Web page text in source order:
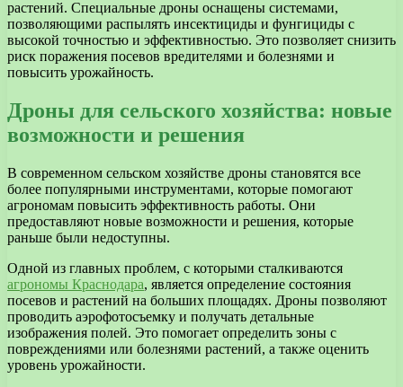
растений. Специальные дроны оснащены системами,
позволяющими распылять инсектициды и фунгициды с
высокой точностью и эффективностью. Это позволяет снизить
риск поражения посевов вредителями и болезнями и
повысить урожайность.
Дроны для сельского хозяйства: новые
возможности и решения
В современном сельском хозяйстве дроны становятся все
более популярными инструментами, которые помогают
агрономам повысить эффективность работы. Они
предоставляют новые возможности и решения, которые
раньше были недоступны.
Одной из главных проблем, с которыми сталкиваются
агрономы Краснодара, является определение состояния
посевов и растений на больших площадях. Дроны позволяют
проводить аэрофотосъемку и получать детальные
изображения полей. Это помогает определить зоны с
повреждениями или болезнями растений, а также оценить
уровень урожайности.